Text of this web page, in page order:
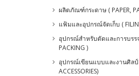
ผลิตภัณฑ์กระดาษ ( PAPER,
แฟ้มและอุปกรณ์จัดเก็บ (
อุปกรณ์สำหรับตัดและการบรร
PACKING )
อุปกรณ์เขียนแบบและงานศิลป์
ACCESSORIES)